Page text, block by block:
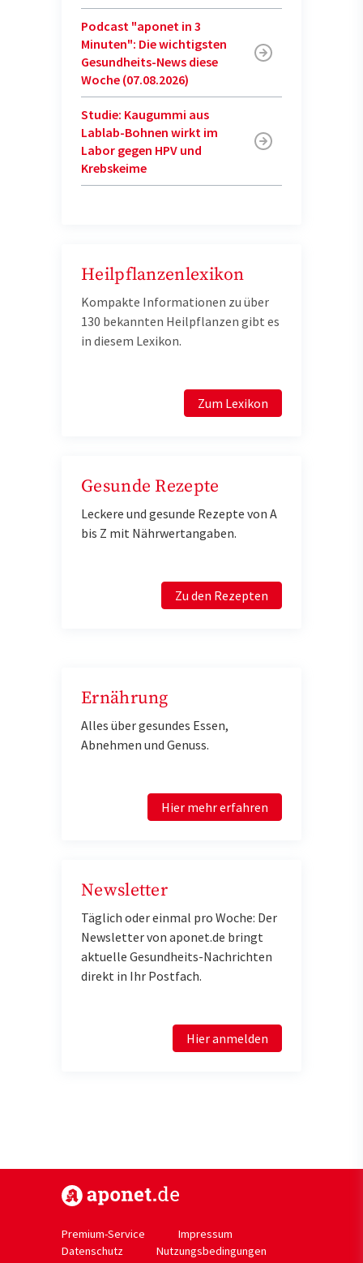
Podcast "aponet in 3
Minuten": Die wichtigsten
Gesundheits-News diese
Woche (07.08.2026)
Studie: Kaugummi aus
Lablab-Bohnen wirkt im
Labor gegen HPV und
Krebskeime
Heilpflanzenlexikon
Kompakte Informationen zu über
130 bekannten Heilpflanzen gibt es
in diesem Lexikon.
Zum Lexikon
Gesunde Rezepte
Leckere und gesunde Rezepte von A
bis Z mit Nährwertangaben.
Zu den Rezepten
Ernährung
Alles über gesundes Essen,
Abnehmen und Genuss.
Hier mehr erfahren
Newsletter
Täglich oder einmal pro Woche: Der
Newsletter von aponet.de bringt
aktuelle Gesundheits-Nachrichten
direkt in Ihr Postfach.
Hier anmelden
Premium-Service
Impressum
Datenschutz
Nutzungsbedingungen